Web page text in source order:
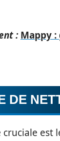
: Mappy
DE
est